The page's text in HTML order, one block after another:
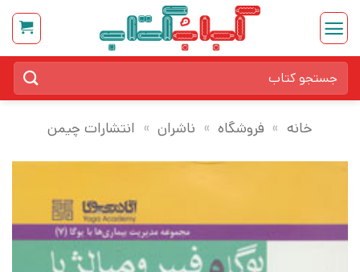
Skip
content
برای:
خانه » فروشگاه » ناشران » انتشارات چیمن